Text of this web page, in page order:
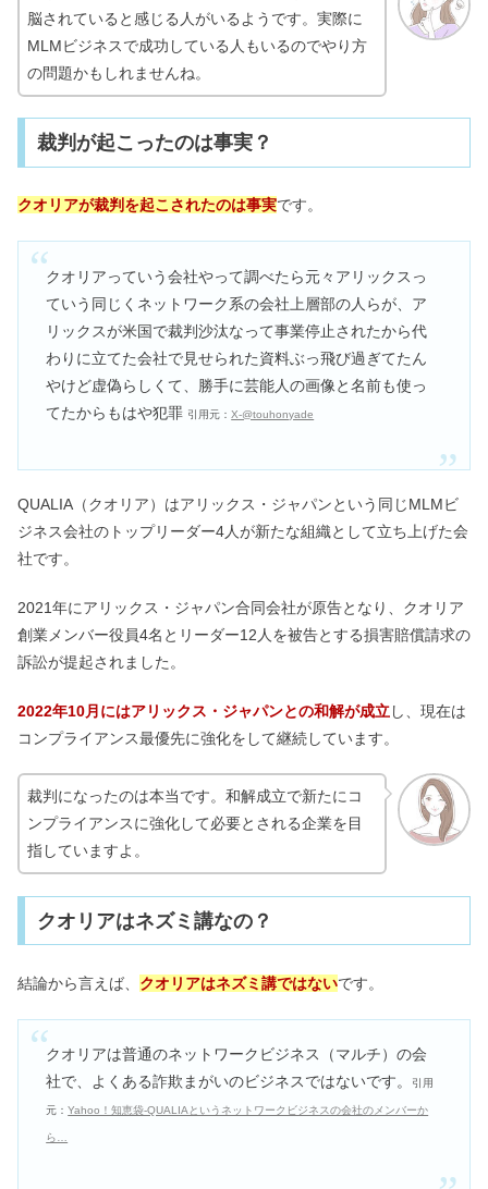
脳されていると感じる人がいるようです。実際に
MLMビジネスで成功している人もいるのでやり方
の問題かもしれませんね。
裁判が起こったのは事実？
クオリアが裁判を起こされたのは事実です。
クオリアっていう会社やって調べたら元々アリックスっ
ていう同じくネットワーク系の会社上層部の人らが、ア
リックスが米国で裁判沙汰なって事業停止されたから代
わりに立てた会社で見せられた資料ぶっ飛び過ぎてたん
やけど虚偽らしくて、勝手に芸能人の画像と名前も使っ
てたからもはや犯罪 引用元：X-@touhonyade
QUALIA（クオリア）はアリックス・ジャパンという同じMLMビ
ジネス会社のトップリーダー4人が新たな組織として立ち上げた会
社です。
2021年にアリックス・ジャパン合同会社が原告となり、クオリア
創業メンバー役員4名とリーダー12人を被告とする損害賠償請求の
訴訟が提起されました。
2022年10月にはアリックス・ジャパンとの和解が成立し、現在は
コンプライアンス最優先に強化をして継続しています。
裁判になったのは本当です。和解成立で新たにコ
ンプライアンスに強化して必要とされる企業を目
指していますよ。
クオリアはネズミ講なの？
結論から言えば、 クオリアはネズミ講ではないです。
クオリアは普通のネットワークビジネス（マルチ）の会
社で、よくある詐欺まがいのビジネスではないです。
引用
元：Yahoo！知恵袋-QUALIAというネットワークビジネスの会社のメンバーか
ら…